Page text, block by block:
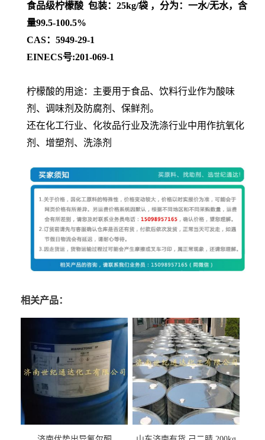
食品级柠檬酸 包装：25kg/袋 ，分为：一水/无水，含
量99.5-100.5%
CAS：5949-29-1
EINECS号:201-069-1
柠檬酸的用途：主要用于食品、饮料行业作为酸味
剂、调味剂及防腐剂、保鲜剂。
还在化工行业、化妆品行业及洗涤行业中用作抗氧化
剂、增塑剂、洗涤剂
相关产品：